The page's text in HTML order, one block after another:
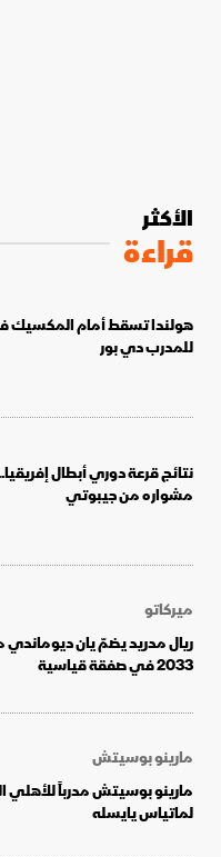
الأكثر
قراءة
هولندا تسقط أمام المكسيك
للمدرب دي بور
نتائج قرعة دوري أبطال
مشواره من جيبوتي
ميركاتو
ريال مدريد يضمّ يان
2033 في صفقة قياسية
مارينو بوسيتش
مارينو بوسيتش مدرباً
لماتياس يايسله